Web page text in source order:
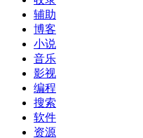
辅助
博客
小说
音乐
影视
编程
搜索
软件
资源